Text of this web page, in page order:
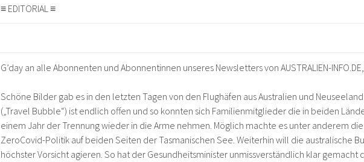
≡ EDITORIAL ≡
G’day an alle Abonnenten und Abonnentinnen unseres Newsletters von AUSTRALIEN-INFO.DE,
Schöne Bilder gab es in den letzten Tagen von den Flughäfen aus Australien und
(„Travel Bubble“) ist endlich offen und so konnten sich Familienmitglieder die in beiden
einem Jahr der Trennung wieder in die Arme nehmen. Möglich machte es unter anderem
ZeroCovid-Politik auf beiden Seiten der Tasmanischen See. Weiterhin will die australische
höchster Vorsicht agieren. So hat der Gesundheitsminister unmissverständlich klar gemacht